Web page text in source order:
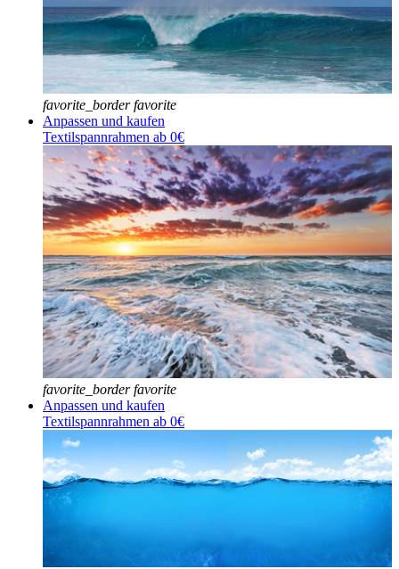
favorite_border favorite
Anpassen und kaufen
Textilspannrahmen ab 0€
favorite_border favorite
Anpassen und kaufen
Textilspannrahmen ab 0€